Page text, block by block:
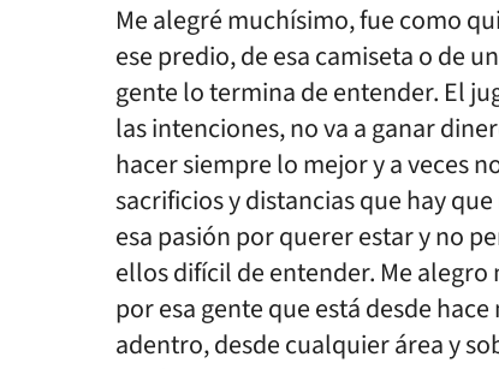
Me alegré muchísimo, fue como
ese predio, de esa camiseta o de
gente lo termina de entender. El
las intenciones, no va a ganar
hacer siempre lo mejor y a veces
sacrificios y distancias que hay
esa pasión por querer estar y no
ellos difícil de entender. Me
por esa gente que está desde
adentro, desde cualquier área y